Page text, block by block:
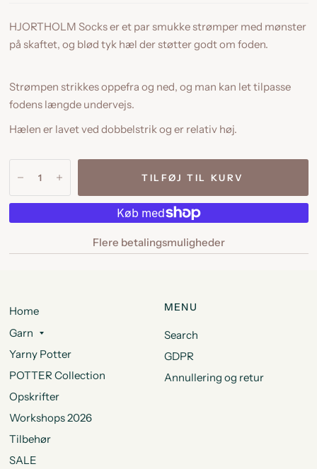
HJORTHOLM Socks er et par smukke strømper med mønster
på skaftet, og blød tyk hæl der støtter godt om foden.
Strømpen strikkes oppefra og ned, og man kan let tilpasse
fodens længde undervejs.
Hælen er lavet ved dobbelstrik og er relativ høj.
TILFØJ TIL KURV
Flere betalingsmuligheder
Home
Garn
Yarny Potter
POTTER Collection
Opskrifter
Workshops 2026
Tilbehør
SALE
MENU
Search
GDPR
Annullering og retur